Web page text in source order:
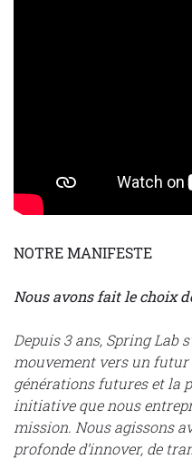
NOTRE MANIFESTE
Nous avons fait le choix
Depuis 3 ans, Spring Lab
mouvement vers un
générations futures et la
initiative que nous
mission. Nous agissons
profonde d’innover, de